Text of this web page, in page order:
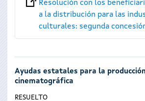
Resolución con los
a la distribución para las
culturales: segunda
Ayudas estatales para la producción
cinematográfica
RESUELTO